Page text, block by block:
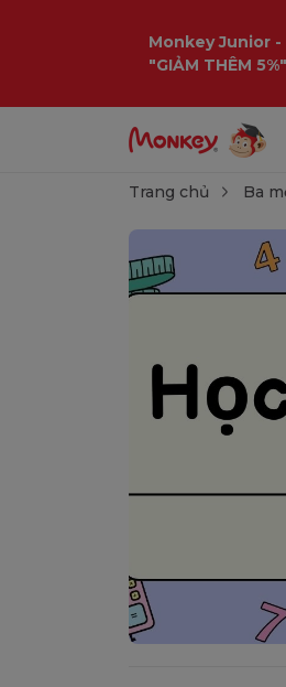
Monkey Junior
"GIẢM THÊM
Trang chủ Ba